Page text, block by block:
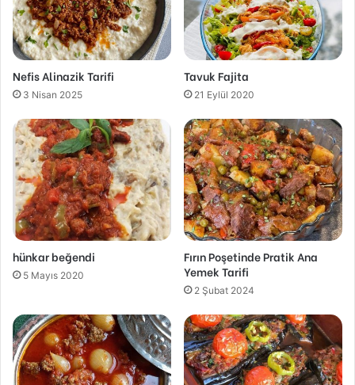
Nefis Alinazik Tarifi
3 Nisan 2025
Tavuk Fajita
21 Eylül 2020
hünkar beğendi
5 Mayıs 2020
Fırın Poşetinde Pratik Ana
Yemek Tarifi
2 Şubat 2024